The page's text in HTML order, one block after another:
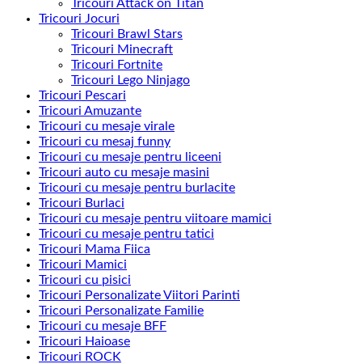
Tricouri Attack on Titan
Tricouri Jocuri
Tricouri Brawl Stars
Tricouri Minecraft
Tricouri Fortnite
Tricouri Lego Ninjago
Tricouri Pescari
Tricouri Amuzante
Tricouri cu mesaje virale
Tricouri cu mesaj funny
Tricouri cu mesaje pentru liceeni
Tricouri auto cu mesaje masini
Tricouri cu mesaje pentru burlacite
Tricouri Burlaci
Tricouri cu mesaje pentru viitoare mamici
Tricouri cu mesaje pentru tatici
Tricouri Mama Fiica
Tricouri Mamici
Tricouri cu pisici
Tricouri Personalizate Viitori Parinti
Tricouri Personalizate Familie
Tricouri cu mesaje BFF
Tricouri Haioase
Tricouri ROCK